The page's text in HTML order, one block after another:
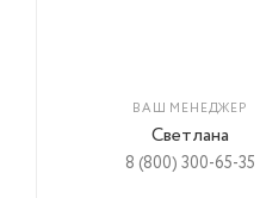
ВАШ МЕНЕДЖЕР
Светлана
8 (800) 300-65-35